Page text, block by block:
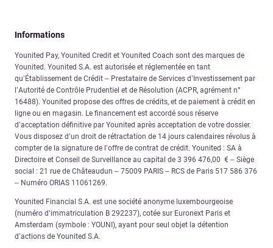
Informations
Younited Pay, Younited Credit et Younited Coach sont des marques de
Younited. Younited S.A. est autorisée et réglementée en tant
qu’Établissement de Crédit – Prestataire de Services d’Investissement par
l’Autorité de Contrôle Prudentiel et de Résolution (ACPR, agrément n°
16488). Younited propose des offres de crédits, et de paiement à crédit en
ligne ou en magasin. Le financement est accordé sous réserve
d’acceptation définitive par Younited après acceptation de votre dossier.
Vous disposez d’un droit de rétractation de 14 jours calendaires révolus à
compter de la signature de l’offre de contrat de crédit. Younited : SA à
Directoire et Conseil de Surveillance au capital de 3 396 476,00 € – Siège
social : 21 rue de Châteaudun – 75009 PARIS – RCS de Paris 517 586 376
– Numéro ORIAS 11061269.
Younited Financial S.A. est une société anonyme luxembourgeoise
(numéro d’immatriculation B 292237), cotée sur Euronext Paris et
Amsterdam (symbole : YOUNI), ayant pour seul objet la détention
d’actions de Younited S.A.